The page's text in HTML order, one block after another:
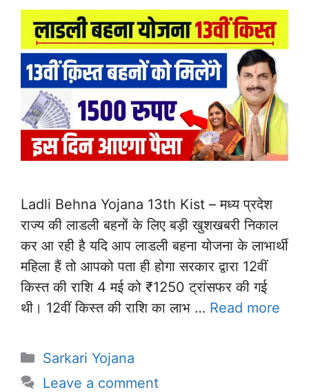
Ladli Behna Yojana 13th Kist – मध्य प्रदेश
राज्य की लाडली बहनों के लिए बड़ी खुशखबरी निकाल
कर आ रही है यदि आप लाडली बहना योजना के लाभार्थी
महिला हैं तो आपको पता ही होगा सरकार द्वारा 12वीं
किस्त की राशि 4 मई को ₹1250 ट्रांसफर की गई
थी। 12वीं किस्त की राशि का लाभ … Read more
Categories
Sarkari Yojana
Leave a comment